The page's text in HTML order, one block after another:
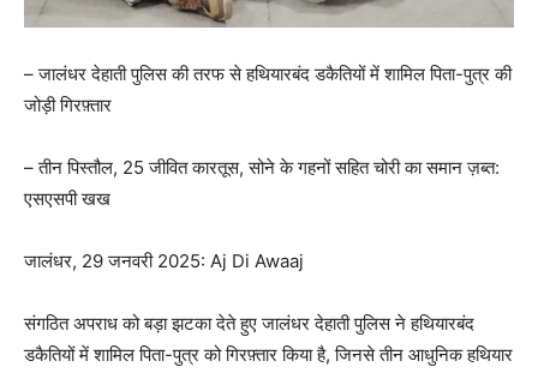
– जालंधर देहाती पुलिस की तरफ से हथियारबंद डकैतियों में शामिल पिता-पुत्र की
जोड़ी गिरफ़्तार
– तीन पिस्तौल, 25 जीवित कारतूस, सोने के गहनों सहित चोरी का समान ज़ब्त:
एसएसपी खख
जालंधर, 29 जनवरी 2025: Aj Di Awaaj
संगठित अपराध को बड़ा झटका देते हुए जालंधर देहाती पुलिस ने हथियारबंद
डकैतियों में शामिल पिता-पुत्र को गिरफ़्तार किया है, जिनसे तीन आधुनिक हथियार